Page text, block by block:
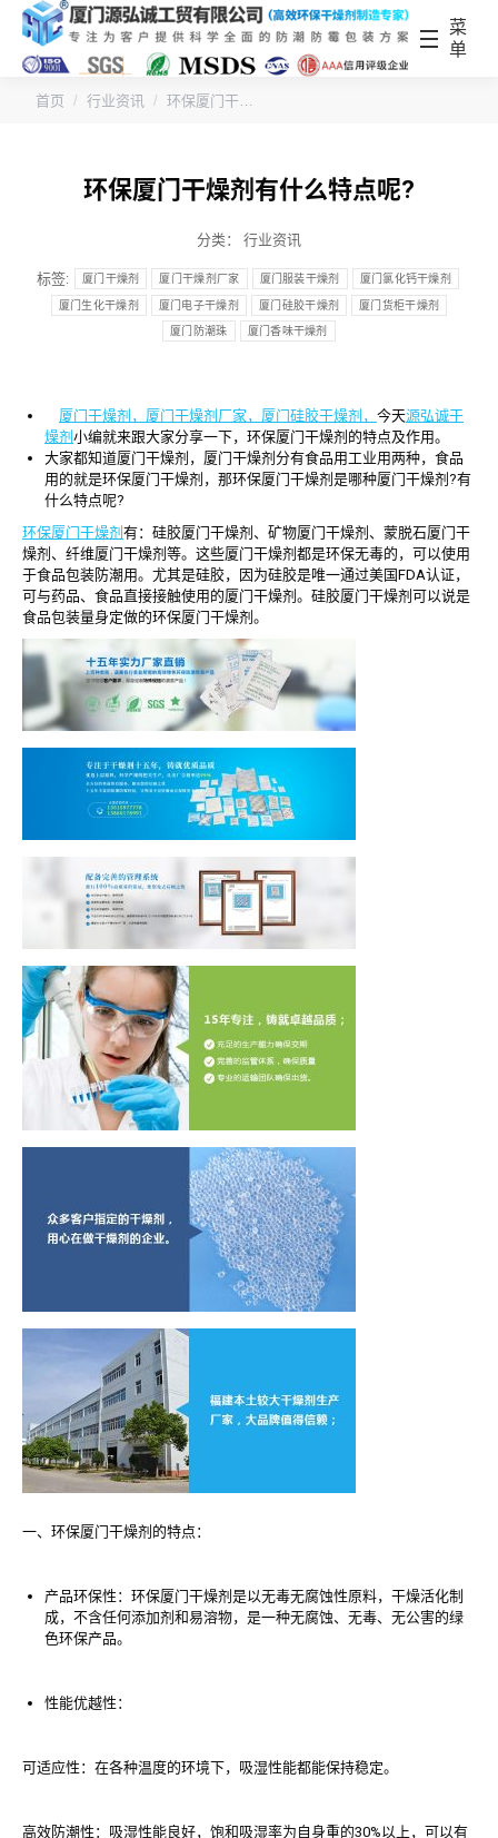
菜
单
您的位置：
首页 行业资讯 环保厦门干…
环保厦门干燥剂有什么特点呢?
分类： 行业资讯
标签: 厦门干燥剂 厦门干燥剂厂家 厦门服装干燥剂 厦门氯化钙干燥剂
厦门生化干燥剂 厦门电子干燥剂 厦门硅胶干燥剂 厦门货柜干燥剂
厦门防潮珠 厦门香味干燥剂
厦门干燥剂，厦门干燥剂厂家，厦门硅胶干燥剂， 今天源弘诚干
燥剂 小编就来跟大家分享一下，环保厦门干燥剂的特点及作用。
大家都知道厦门干燥剂，厦门干燥剂分有食品用工业用两种，食品
用的就是环保厦门干燥剂，那环保厦门干燥剂是哪种厦门干燥剂?有
什么特点呢?
环保厦门干燥剂 有：硅胶厦门干燥剂、矿物厦门干燥剂、蒙脱石厦门干
燥剂、纤维厦门干燥剂等。这些厦门干燥剂都是环保无毒的，可以使用
于食品包装防潮用。尤其是硅胶，因为硅胶是唯一通过美国FDA认证，
可与药品、食品直接接触使用的厦门干燥剂。硅胶厦门干燥剂可以说是
食品包装量身定做的环保厦门干燥剂。
一、环保厦门干燥剂的特点：
产品环保性：环保厦门干燥剂是以无毒无腐蚀性原料，干燥活化制
成，不含任何添加剂和易溶物，是一种无腐蚀、无毒、无公害的绿
色环保产品。
性能优越性：
可适应性：在各种温度的环境下，吸湿性能都能保持稳定。
高效防潮性：吸湿性能良好，饱和吸湿率为自身重的30%以上，可以有